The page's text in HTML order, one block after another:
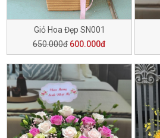
Giỏ Hoa Đẹp SN001
650.000đ 600.000đ